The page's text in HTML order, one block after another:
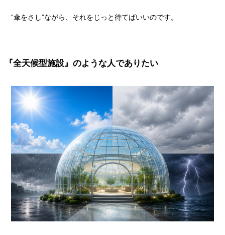
“傘をさし”ながら、それをじっと待てばいいのです。
『全天候型施設』のような人でありたい